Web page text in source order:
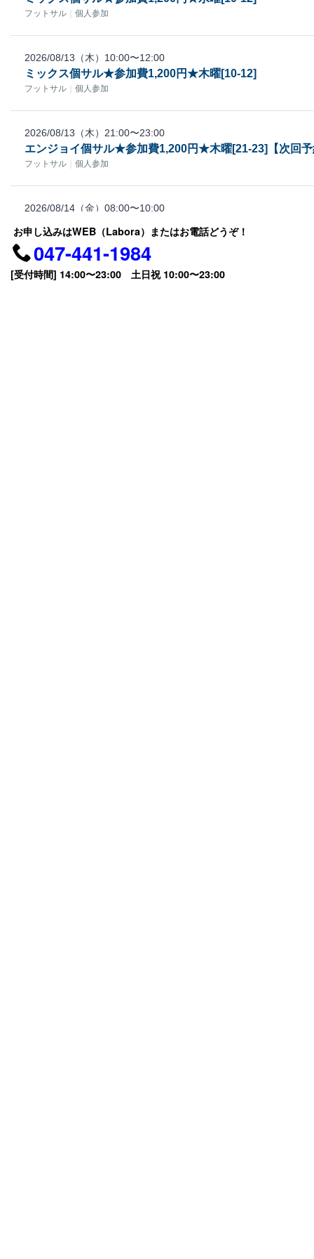
お申し込みはWEB（Labora）またはお電話どうぞ！
047-441-1984
[受付時間] 14:00〜23:00 土日祝 10:00〜23:00